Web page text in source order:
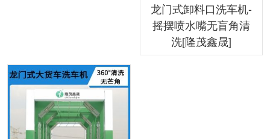
龙门式卸料口洗车机-
摇摆喷水嘴无盲角清
洗[隆茂鑫晟]